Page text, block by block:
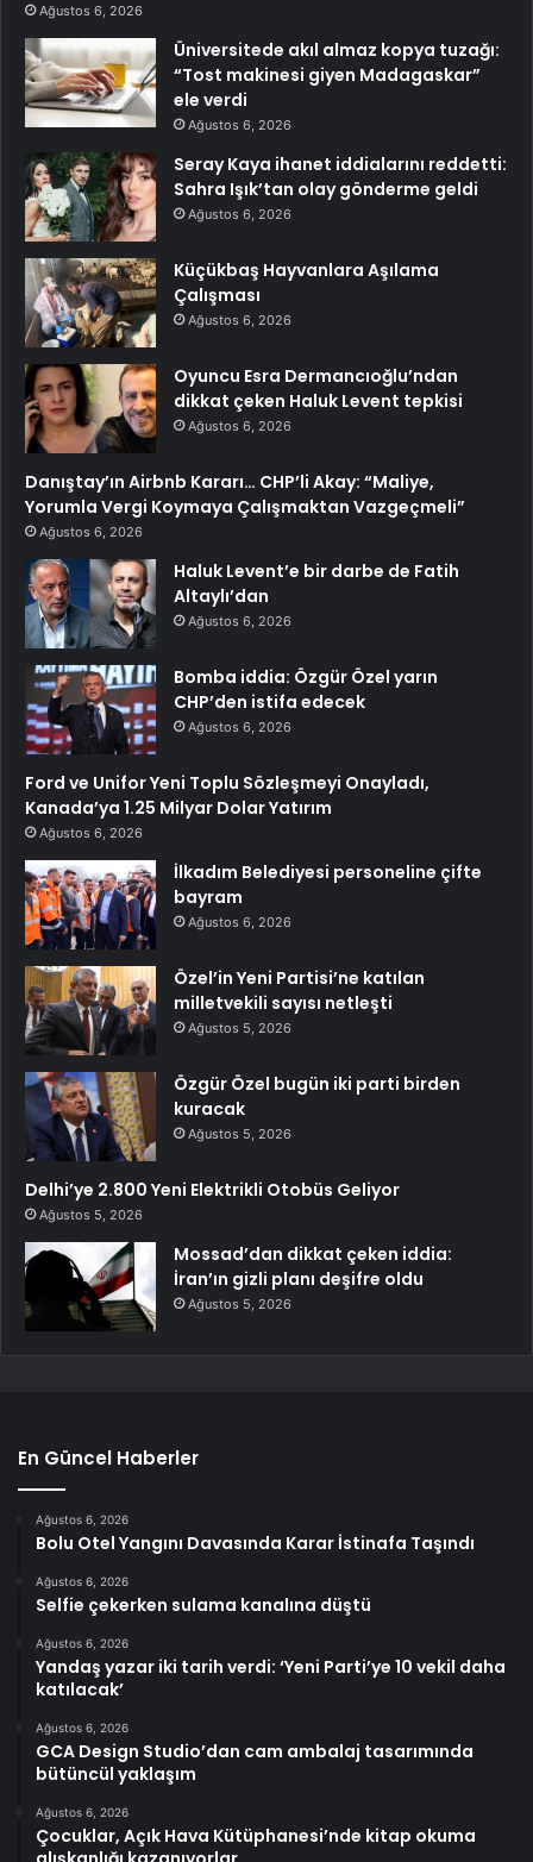
Ağustos 6, 2026
Üniversitede akıl almaz kopya tuzağı:
“Tost makinesi giyen Madagaskar”
ele verdi
Ağustos 6, 2026
Seray Kaya ihanet iddialarını reddetti:
Sahra Işık’tan olay gönderme geldi
Ağustos 6, 2026
Küçükbaş Hayvanlara Aşılama
Çalışması
Ağustos 6, 2026
Oyuncu Esra Dermancıoğlu’ndan
dikkat çeken Haluk Levent tepkisi
Ağustos 6, 2026
Danıştay’ın Airbnb Kararı… CHP’li Akay: “Maliye,
Yorumla Vergi Koymaya Çalışmaktan Vazgeçmeli”
Ağustos 6, 2026
Haluk Levent’e bir darbe de Fatih
Altaylı’dan
Ağustos 6, 2026
Bomba iddia: Özgür Özel yarın
CHP’den istifa edecek
Ağustos 6, 2026
Ford ve Unifor Yeni Toplu Sözleşmeyi Onayladı,
Kanada’ya 1.25 Milyar Dolar Yatırım
Ağustos 6, 2026
İlkadım Belediyesi personeline çifte
bayram
Ağustos 6, 2026
Özel’in Yeni Partisi’ne katılan
milletvekili sayısı netleşti
Ağustos 5, 2026
Özgür Özel bugün iki parti birden
kuracak
Ağustos 5, 2026
Delhi’ye 2.800 Yeni Elektrikli Otobüs Geliyor
Ağustos 5, 2026
Mossad’dan dikkat çeken iddia:
İran’ın gizli planı deşifre oldu
Ağustos 5, 2026
En Güncel Haberler
Ağustos 6, 2026
Bolu Otel Yangını Davasında Karar İstinafa Taşındı
Ağustos 6, 2026
Selfie çekerken sulama kanalına düştü
Ağustos 6, 2026
Yandaş yazar iki tarih verdi: ‘Yeni Parti’ye 10 vekil daha
katılacak’
Ağustos 6, 2026
GCA Design Studio’dan cam ambalaj tasarımında
bütüncül yaklaşım
Ağustos 6, 2026
Çocuklar, Açık Hava Kütüphanesi’nde kitap okuma